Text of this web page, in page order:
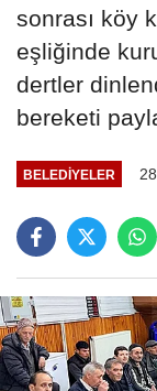
sonrası köy
eşliğinde
dertler
bereketi
BELEDIYELER